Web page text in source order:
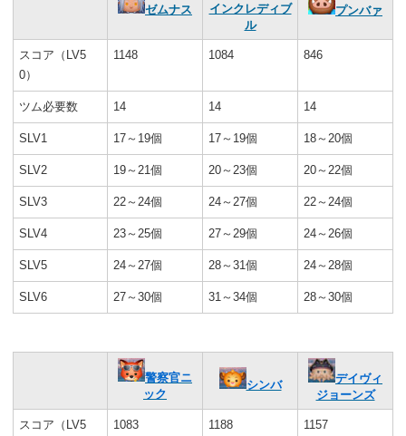
ゼムナス
インクレディブ
ル
プンバァ
スコア（LV5
0）
1148 1084 846
ツム必要数 14 14 14
SLV1 17～19個 17～19個 18～20個
SLV2 19～21個 20～23個 20～22個
SLV3 22～24個 24～27個 22～24個
SLV4 23～25個 27～29個 24～26個
SLV5 24～27個 28～31個 24～28個
SLV6 27～30個 31～34個 28～30個
警察官ニ
ック
シンバ
デイヴィ
ジョーンズ
スコア（LV5
1083 1188 1157